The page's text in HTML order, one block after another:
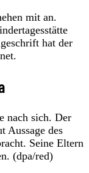
mit an.
hat der
nach sich. Der
Aussage des
Seine Eltern
(dpa/red)